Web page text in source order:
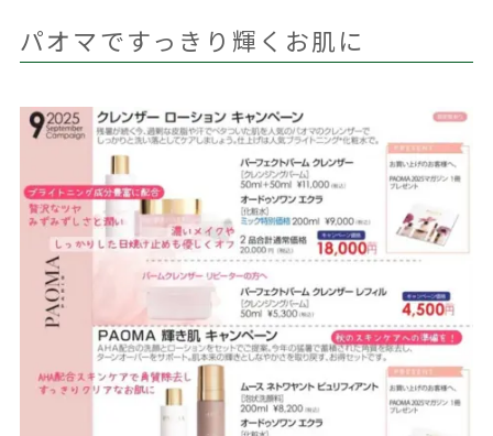
パオマですっきり輝くお肌に